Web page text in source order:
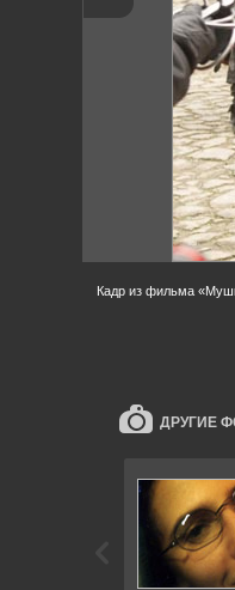
Кадр из фильма
ДРУГИЕ